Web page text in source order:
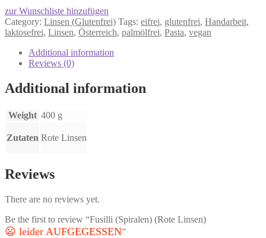
zur Wunschliste hinzufügen
Category: Linsen (Glutenfrei) Tags: eifrei, glutenfrei, Handarbeit,
laktosefrei, Linsen, Österreich, palmölfrei, Pasta, vegan
Additional information
Reviews (0)
Additional information
Weight 400 g
Zutaten Rote Linsen
Reviews
There are no reviews yet.
Be the first to review “Fusilli (Spiralen) (Rote Linsen)
😦 leider AUFGEGESSEN”